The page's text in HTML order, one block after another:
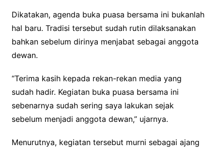
Dikatakan, agenda buka puasa bersama ini bukanlah
hal baru. Tradisi tersebut sudah rutin dilaksanakan
bahkan sebelum dirinya menjabat sebagai anggota
dewan.
“Terima kasih kepada rekan-rekan media yang
sudah hadir. Kegiatan buka puasa bersama ini
sebenarnya sudah sering saya lakukan sejak
sebelum menjadi anggota dewan,” ujarnya.
Menurutnya, kegiatan tersebut murni sebagai ajang